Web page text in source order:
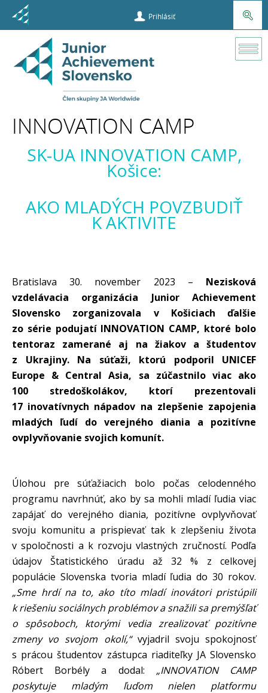
Prihlásiť
Camp
INNOVATION CAMP
SK-UA INNOVATION CAMP,
Košice:
AKO MLADÝCH POVZBUDIŤ
K AKTIVITE
Bratislava 30. november 2023 – Nezisková
vzdelávacia organizácia Junior Achievement
Slovensko zorganizovala v Košiciach ďalšie
zo série podujatí INNOVATION CAMP, ktoré bolo
tentoraz zamerané aj na žiakov a študentov
z Ukrajiny. Na súťaži, ktorú podporil UNICEF
Europe & Central Asia, sa zúčastnilo viac ako
100 stredoškolákov, ktorí prezentovali
17 inovatívnych nápadov na zlepšenie zapojenia
mladých ľudí do verejného diania a pozitívne
ovplyvňovanie svojich komunít.
Úlohou pre súťažiacich bolo počas celodenného
programu navrhnúť, ako by sa mohli mladí ľudia viac
zapájať do verejného diania, pozitívne ovplyvňovať
svoju komunitu a prispievať tak k zlepšeniu života
v spoločnosti a k rozvoju vlastných zručností. Podľa
údajov Štatistického úradu až 32 % z celkovej
populácie Slovenska tvoria mladí ľudia do 30 rokov.
„Sme hrdí na to, ako títo mladí inovátori pristúpili
k riešeniu sociálnych problémov a snažili sa premýšľať
o spôsoboch, ktorými vedia zrealizovať pozitívne
zmeny vo svojom okolí,“vyjadril svoju spokojnosť
s prácou študentov zástupca riaditeľky JA Slovensko
Róbert Borbély a dodal: „INNOVATION CAMP
poskytuje mladým ľuďom nielen platformu